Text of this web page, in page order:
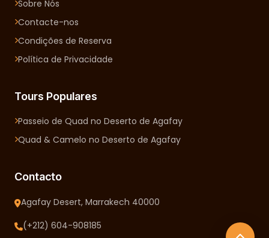
Sobre Nós
Contacte-nos
Condições de Reserva
Política de Privacidade
Tours Populares
Passeio de Quad no Deserto de Agafay
Quad & Camelo no Deserto de Agafay
Contacto
Agafay Desert, Marrakech 40000
(+212) 604-908185